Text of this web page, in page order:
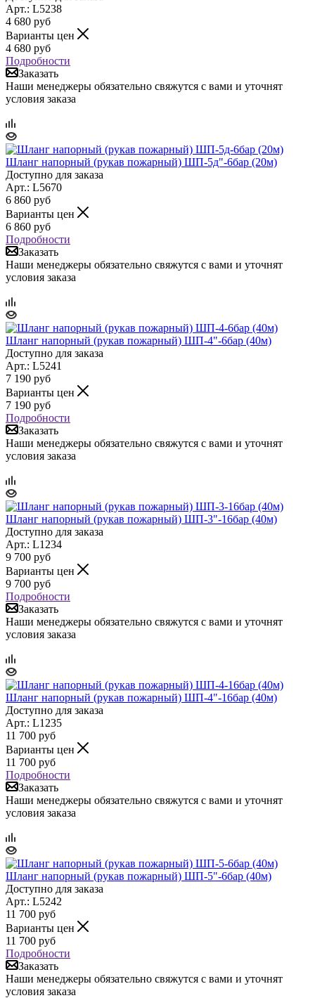
Арт.: L5238
4 680 руб
Варианты цен
4 680 руб
Подробности
Заказать
Наши менеджеры обязательно свяжутся с вами и уточнят
условия заказа
Шланг напорный (рукав пожарный) ШП-5д"-6бар (20м)
Доступно для заказа
Арт.: L5670
6 860 руб
Варианты цен
6 860 руб
Подробности
Заказать
Наши менеджеры обязательно свяжутся с вами и уточнят
условия заказа
Шланг напорный (рукав пожарный) ШП-4"-6бар (40м)
Доступно для заказа
Арт.: L5241
7 190 руб
Варианты цен
7 190 руб
Подробности
Заказать
Наши менеджеры обязательно свяжутся с вами и уточнят
условия заказа
Шланг напорный (рукав пожарный) ШП-3"-16бар (40м)
Доступно для заказа
Арт.: L1234
9 700 руб
Варианты цен
9 700 руб
Подробности
Заказать
Наши менеджеры обязательно свяжутся с вами и уточнят
условия заказа
Шланг напорный (рукав пожарный) ШП-4"-16бар (40м)
Доступно для заказа
Арт.: L1235
11 700 руб
Варианты цен
11 700 руб
Подробности
Заказать
Наши менеджеры обязательно свяжутся с вами и уточнят
условия заказа
Шланг напорный (рукав пожарный) ШП-5"-6бар (40м)
Доступно для заказа
Арт.: L5242
11 700 руб
Варианты цен
11 700 руб
Подробности
Заказать
Наши менеджеры обязательно свяжутся с вами и уточнят
условия заказа